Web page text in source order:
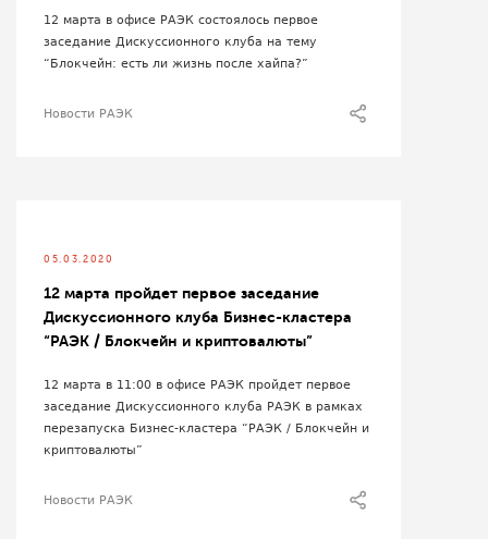
12 марта в офисе РАЭК состоялось первое
заседание Дискуссионного клуба на тему
“Блокчейн: есть ли жизнь после хайпа?”
Новости РАЭК
05.03.2020
12 марта пройдет первое заседание
Дискуссионного клуба Бизнес-кластера
“РАЭК / Блокчейн и криптовалюты”
12 марта в 11:00 в офисе РАЭК пройдет первое
заседание Дискуссионного клуба РАЭК в рамках
перезапуска Бизнес-кластера “РАЭК / Блокчейн и
криптовалюты”
Новости РАЭК